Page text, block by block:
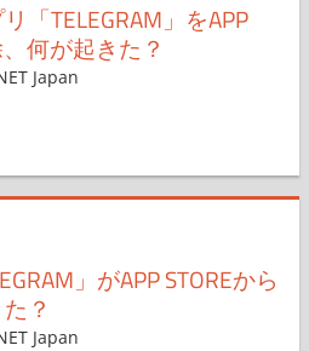
「TELEGRAM」をAPP
何が起きた？
Japan
」がAPP STOREから
？
Japan